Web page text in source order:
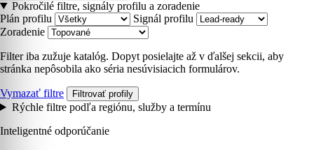
Pokročilé filtre, signály profilu a zoradenie
Plán profilu
Signál profilu
Zoradenie
Filter iba zužuje katalóg. Dopyt posielajte až v ďalšej sekcii, aby
stránka nepôsobila ako séria nesúvisiacich formulárov.
Vymazať filtre Filtrovať profily
Rýchle filtre podľa regiónu, služby a termínu
Inteligentné odporúčanie